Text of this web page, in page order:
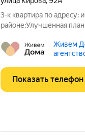
3-к квартира по адресу:
районе;Улучшенная
в хорошем состоянии.
планировкой -
Живем
Показать телефон